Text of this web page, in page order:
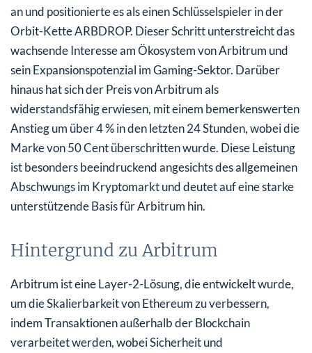
an und positionierte es als einen Schlüsselspieler in der
Orbit-Kette ARBDROP. Dieser Schritt unterstreicht das
wachsende Interesse am Ökosystem von Arbitrum und
sein Expansionspotenzial im Gaming-Sektor. Darüber
hinaus hat sich der Preis von Arbitrum als
widerstandsfähig erwiesen, mit einem bemerkenswerten
Anstieg um über 4 % in den letzten 24 Stunden, wobei die
Marke von 50 Cent überschritten wurde. Diese Leistung
ist besonders beeindruckend angesichts des allgemeinen
Abschwungs im Kryptomarkt und deutet auf eine starke
unterstützende Basis für Arbitrum hin.
Hintergrund zu Arbitrum
Arbitrum ist eine Layer-2-Lösung, die entwickelt wurde,
um die Skalierbarkeit von Ethereum zu verbessern,
indem Transaktionen außerhalb der Blockchain
verarbeitet werden, wobei Sicherheit und